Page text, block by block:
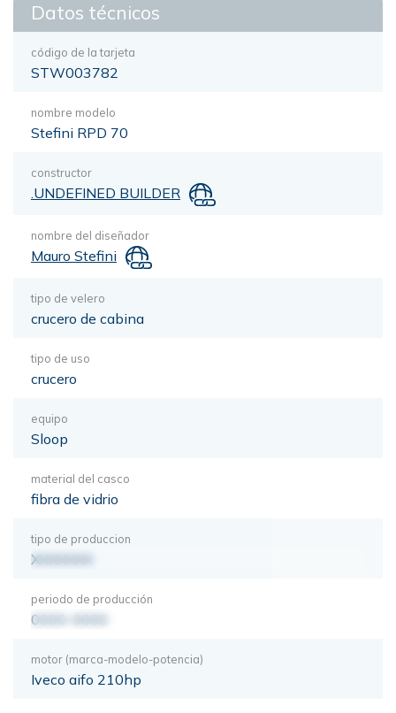
Datos técnicos
código de la tarjeta
STW003782
nombre modelo
Stefini RPD 70
constructor
.UNDEFINED BUILDER
nombre del diseñador
Mauro Stefini
tipo de velero
crucero de cabina
tipo de uso
crucero
equipo
Sloop
material del casco
fibra de vidrio
tipo de produccion
XXXXXXX
periodo de producción
0000-0000
motor (marca-modelo-potencia)
Iveco aifo 210hp